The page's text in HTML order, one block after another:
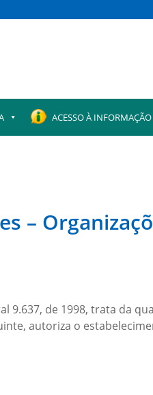
ACESSO À INFORMAÇÃO
–
9.637, de 1998, trata da
autoriza o